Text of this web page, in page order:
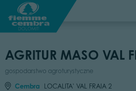
AGRITUR MASO VAL
gospodarstwo agroturystyczne
Cembra LOCALITA' VAL FRAIA 2